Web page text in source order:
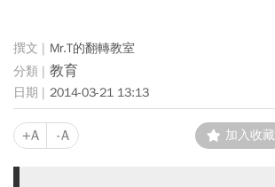
Mr.T的翻轉教室
教育
2014-03-21 13:13
+A -A 加入收藏